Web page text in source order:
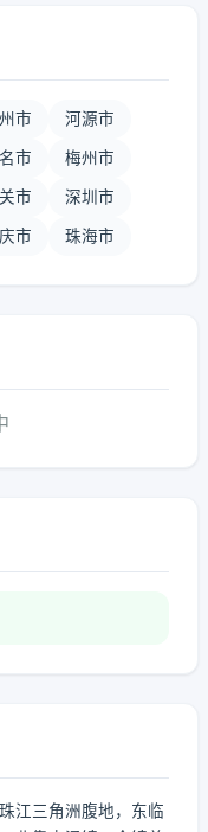
市 河源市
市 梅州市
市 深圳市
市 珠海市
江三角洲腹地，东临